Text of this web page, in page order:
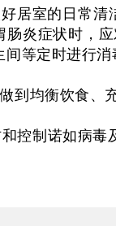
居室的日常清
肠炎症状时，
等定时进行消
做到均衡饮食、
控制诺如病毒